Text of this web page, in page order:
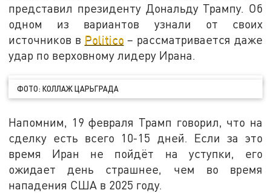
представил президенту Дональду Трампу. Об
одном из вариантов узнали от своих
источников в Politico– рассматривается даже
удар по верховному лидеру Ирана.
ФОТО: КОЛЛАЖ ЦАРЬГРАДА
Напомним, 19 февраля Трамп говорил, что на
сделку есть всего 10-15 дней. Если за это
время Иран не пойдёт на уступки, его
ожидает день страшнее, чем во время
нападения США в 2025 году.